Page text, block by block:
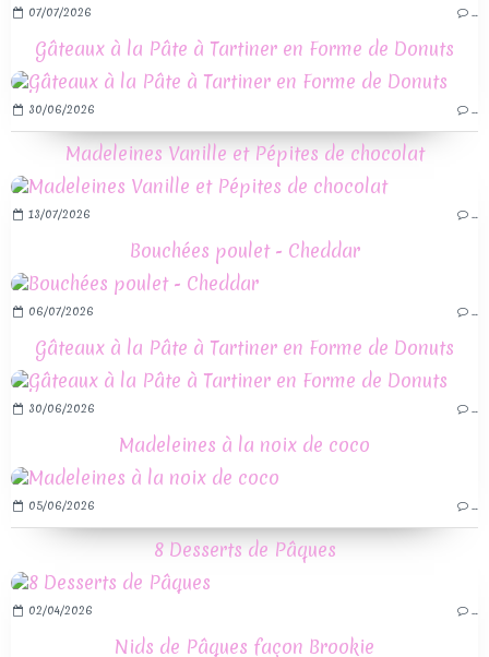
07/07/2026
Gâteaux à la Pâte à Tartiner en Forme de Donuts
30/06/2026
Madeleines Vanille et Pépites de chocolat
13/07/2026
Bouchées poulet - Cheddar
06/07/2026
Gâteaux à la Pâte à Tartiner en Forme de Donuts
30/06/2026
Madeleines à la noix de coco
05/06/2026
8 Desserts de Pâques
02/04/2026
Nids de Pâques façon Brookie